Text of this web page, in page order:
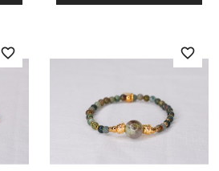
favorite_border favorite_border